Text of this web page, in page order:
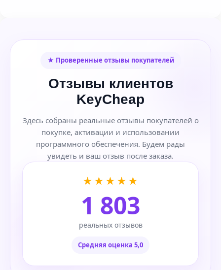
★ Проверенные отзывы покупателей
Отзывы клиентов
KeyCheap
Здесь собраны реальные отзывы покупателей о
покупке, активации и использовании
программного обеспечения. Будем рады
увидеть и ваш отзыв после заказа.
★★★★★
1 803
реальных отзывов
Средняя оценка 5,0